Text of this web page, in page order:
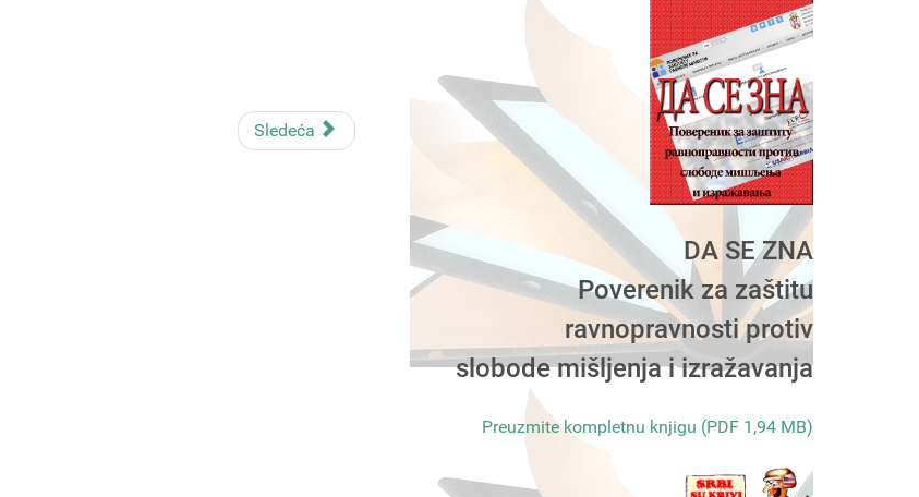
Sledeća
DA SE ZNA
Poverenik za zaštitu
ravnopravnosti protiv
slobode mišljenja i izražavanja
Preuzmite kompletnu knjigu (PDF 1,94 MB)